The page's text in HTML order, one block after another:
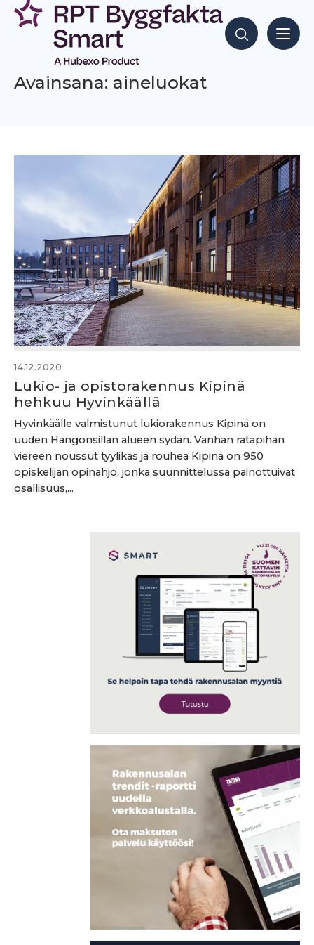
Siirry
sisältöön
Hae sisältöjä
Avainsana: aineluokat
14.12.2020
Lukio- ja opistorakennus Kipinä
hehkuu Hyvinkäällä
Hyvinkäälle valmistunut lukiorakennus Kipinä on
uuden Hangonsillan alueen sydän. Vanhan ratapihan
viereen noussut tyylikäs ja rouhea Kipinä on 950
opiskelijan opinahjo, jonka suunnittelussa painottuivat
osallisuus,...